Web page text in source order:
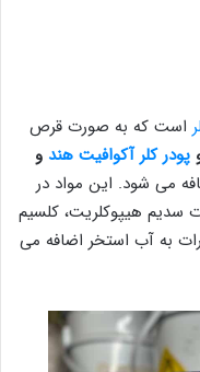
است که به صورت قرص
پودر کلر آکوافیت هند و
می شود. این مواد در
سدیم هیپوکلریت، کلسیم
به آب استخر اضافه می